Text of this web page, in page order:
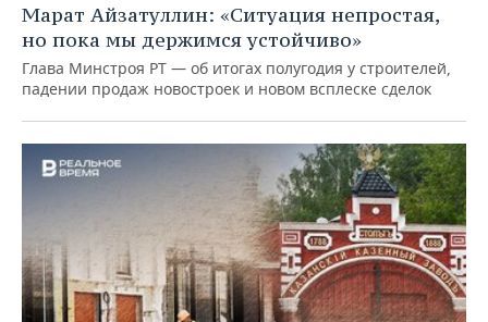
Марат Айзатуллин: «Ситуация непростая,
но пока мы держимся устойчиво»
Глава Минстроя РТ — об итогах полугодия у строителей,
падении продаж новостроек и новом всплеске сделок